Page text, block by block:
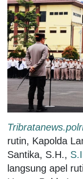
rutin, Kapolda
Santika, S.H.,
langsung apel